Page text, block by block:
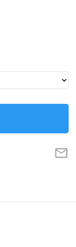
mail_outline